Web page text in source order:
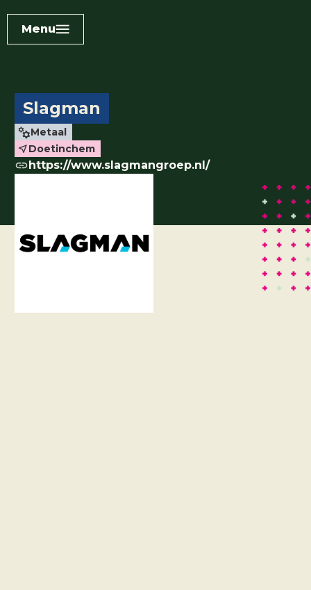
Menu
Slagman
Metaal
Doetinchem
https://www.slagmangroep.nl/